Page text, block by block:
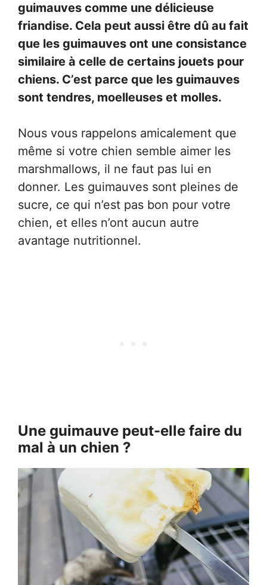
guimauves comme une délicieuse
friandise. Cela peut aussi être dû au fait
que les guimauves ont une consistance
similaire à celle de certains jouets pour
chiens. C’est parce que les guimauves
sont tendres, moelleuses et molles.
Nous vous rappelons amicalement que
même si votre chien semble aimer les
marshmallows, il ne faut pas lui en
donner. Les guimauves sont pleines de
sucre, ce qui n’est pas bon pour votre
chien, et elles n’ont aucun autre
avantage nutritionnel.
Une guimauve peut-elle faire du
mal à un chien ?